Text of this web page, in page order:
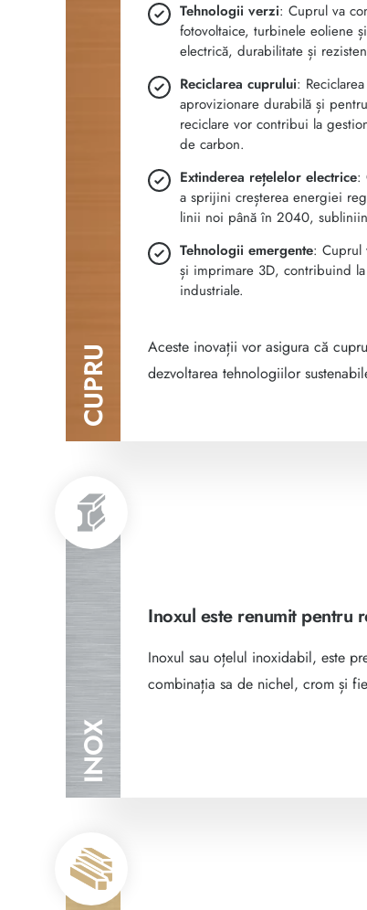
CUPRU
Tehnologii verzi: Cuprul va
fotovoltaice, turbinele eoliene
electrică, durabilitate și
Reciclarea cuprului:
aprovizionare durabilă și
reciclare vor contribui la
de carbon.
Extinderea rețelelor electrice:
a sprijini creșterea energiei
linii noi până în 2040,
Tehnologii emergente: Cuprul
și imprimare 3D, contribuind
industriale.
Aceste inovații vor asigura că
dezvoltarea tehnologiilor
INOX
Inoxul este renumit pentru
Inoxul sau oțelul inoxidabil, este
combinația sa de nichel, crom și